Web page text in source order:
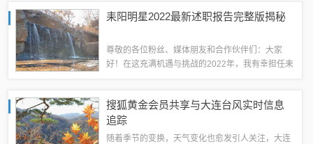
的强化。关键词释义1、上海交通实时播报新...
耒阳明星2022最新述职报告完整版揭秘
尊敬的各位粉丝、媒体朋友和合作伙伴们：大家
好！在这充满机遇与挑战的2022年，我有幸担任耒
总结、成长经历、展望未来以及个人感悟。...
搜狐黄金会员共享与大连台风实时信息
追踪
随着季节的变换，天气变化也愈发引人关注，大连